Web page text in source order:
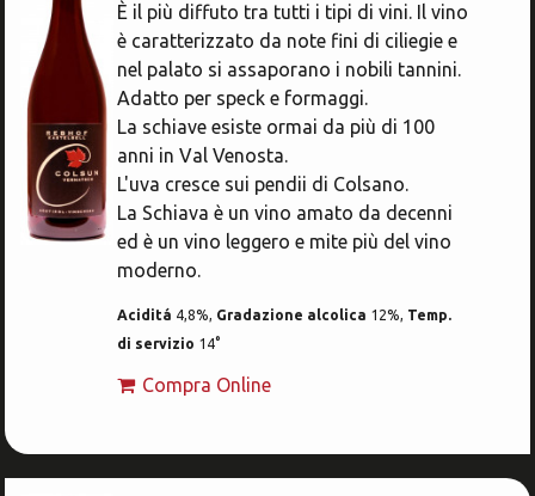
È il più diffuto tra tutti i tipi di vini. Il vino
è caratterizzato da note fini di ciliegie e
nel palato si assaporano i nobili tannini.
Adatto per speck e formaggi.
La schiave esiste ormai da più di 100
anni in Val Venosta.
L'uva cresce sui pendii di Colsano.
La Schiava è un vino amato da decenni
ed è un vino leggero e mite più del vino
moderno.
Aciditá 4,8%, Gradazione alcolica 12%, Temp.
di servizio 14°
Compra Online